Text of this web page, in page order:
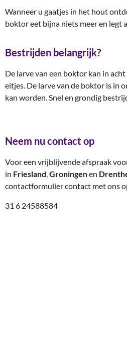
Wanneer u gaatjes in het hout
boktor eet bijna niets meer en legt
Bestrijden belangrijk?
De larve van een boktor kan in
eitjes. De larve van de boktor is in
kan worden. Snel en grondig
Neem nu contact op
Voor een vrijblijvende afspraak
in Friesland,Groningenen
contactformulier contact met ons
31 6 24588584